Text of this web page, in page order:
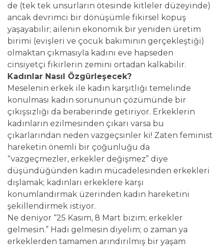
de (tek tek unsurların ötesinde kitleler düzeyinde)
ancak devrimci bir dönüşümle fikirsel kopuş
yaşayabilir; ailenin ekonomik bir yeniden üretim
birimi (evişleri ve çocuk bakımının gerçekleştiği)
olmaktan çıkmasıyla kadını eve hapseden
cinsiyetçi fikirlerin zemini ortadan kalkabilir.
Kadınlar Nasıl Özgürleşecek?
Meselenin erkek ile kadın karşıtlığı temelinde
konulması kadın sorununun çözümünde bir
çıkışsızlığı da beraberinde getiriyor. Erkeklerin
kadınların ezilmesinden çıkarı varsa bu
çıkarlarından neden vazgeçsinler ki! Zaten feminist
hareketin önemli bir çoğunluğu da
“vazgeçmezler, erkekler değişmez” diye
düşündüğünden kadın mücadelesinden erkekleri
dışlamak; kadınları erkeklere karşı
konumlandırmak üzerinden kadın hareketini
şekillendirmek istiyor.
Ne deniyor “25 Kasım, 8 Mart bizim; erkekler
gelmesin.” Hadi gelmesin diyelim; o zaman ya
erkeklerden tamamen arındırılmış bir yaşam